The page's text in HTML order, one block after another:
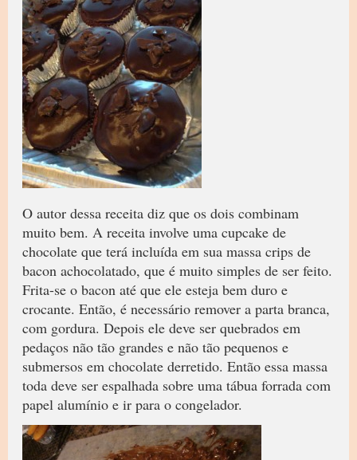
O autor dessa receita diz que os dois combinam
muito bem. A receita involve uma cupcake de
chocolate que terá incluída em sua massa crips de
bacon achocolatado, que é muito simples de ser feito.
Frita-se o bacon até que ele esteja bem duro e
crocante. Então, é necessário remover a parta branca,
com gordura. Depois ele deve ser quebrados em
pedaços não tão grandes e não tão pequenos e
submersos em chocolate derretido. Então essa massa
toda deve ser espalhada sobre uma tábua forrada com
papel alumínio e ir para o congelador.